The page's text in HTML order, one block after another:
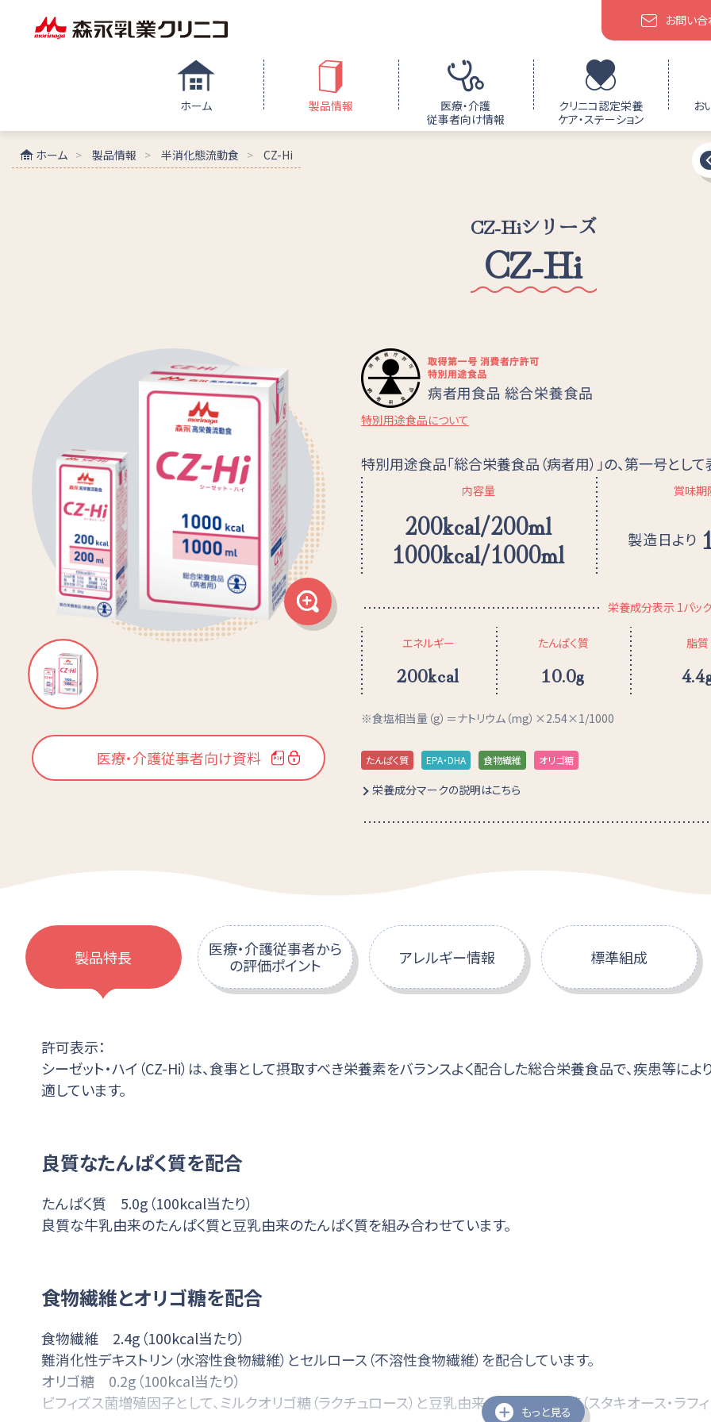
ホーム 製品情報
医療・介護
従事者向け情報
クリニコ認定栄養
ケア・ステーション
お
お問い
ホーム 製品情報 半消化態流動食 CZ-Hi
CZ-Hiシリーズ
CZ-Hi
医療・介護従事者向け資料
特別用途食品について
特別用途食品「総合栄養食品（病者用）」の、第一号と
内容量
200kcal/200ml
1000kcal/1000ml
賞味期
製造日より
栄養成分表示 1パッ
エネルギー
200kcal
たんぱく質
10.0g
脂質
食塩相当量（g）＝ナトリウム（mg）×2.54×1/1000
たんぱく質 EPA・DHA 食物繊維 オリゴ糖
栄養成分マークの説明はこちら
製品特長
許可表示：
シーゼット・ハイ（CZ-Hi）は、食事として摂取すべき栄養素をバランスよく配合した総合栄養食品で、疾患等
適しています。
良質なたんぱく質を配合
たんぱく質 5.0g（100kcal当たり）
良質な牛乳由来のたんぱく質と豆乳由来のたんぱく質を組み合わせています。
食物繊維とオリゴ糖を配合
食物繊維 2.4g（100kcal当たり）
難消化性デキストリン（水溶性食物繊維）とセルロース（不溶性食物繊維）を配合しています。
オリゴ糖 0.2g（100kcal当たり）
ビフィズス菌増殖因子として、ミルクオリゴ糖（ラクチュロース）と豆乳由来の大豆オリゴ糖（スタキオース・ラフ
もっと見る
医療・介護従事者から
の評価ポイント
アレルギー情報 標準組成